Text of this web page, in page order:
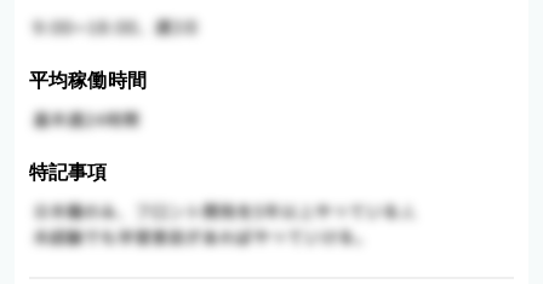
平均稼働時間
特記事項